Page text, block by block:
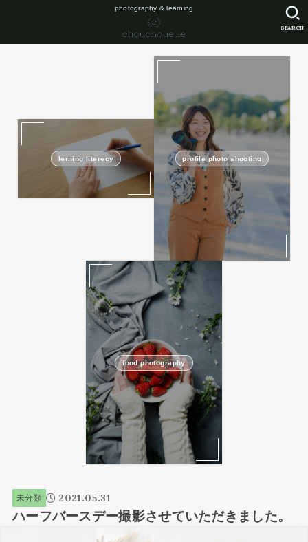
photography & learning
SEARCH
lerning literecy profile photo shooting
food photography
未分類 2021.05.31
ハーフバースデー撮影させていただきました。